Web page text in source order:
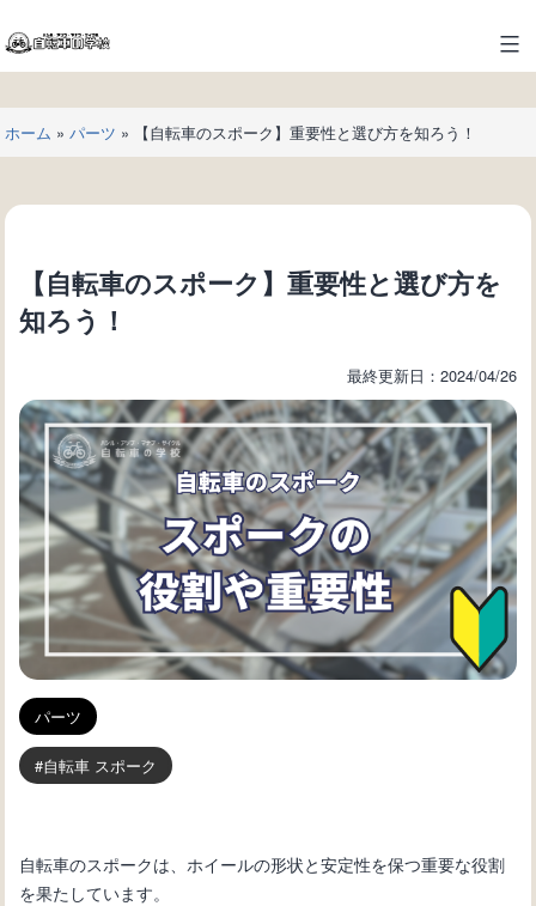
ン
テ
ツ
へ
キ
自
転
車
の
学
ホーム » パーツ » 【自転車のスポーク】重要性と選び方を知ろう！
【自転車のスポーク】重要性と選び方を
知ろう！
最終更新日：2024/04/26
パーツ
自転車 スポーク
自転車のスポークは、ホイールの形状と安定性を保つ重要な役割
を果たしています。